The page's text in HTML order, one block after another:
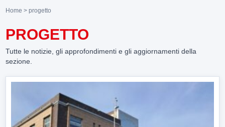
Home > progetto
PROGETTO
Tutte le notizie, gli approfondimenti e gli aggiornamenti della
sezione.